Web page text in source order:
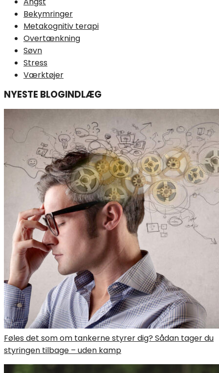
Bekymringer
Metakognitiv terapi
Overtænkning
Søvn
Stress
Værktøjer
NYESTE BLOGINDLÆG
Føles det som om tankerne styrer dig? Sådan tager du
styringen tilbage – uden kamp